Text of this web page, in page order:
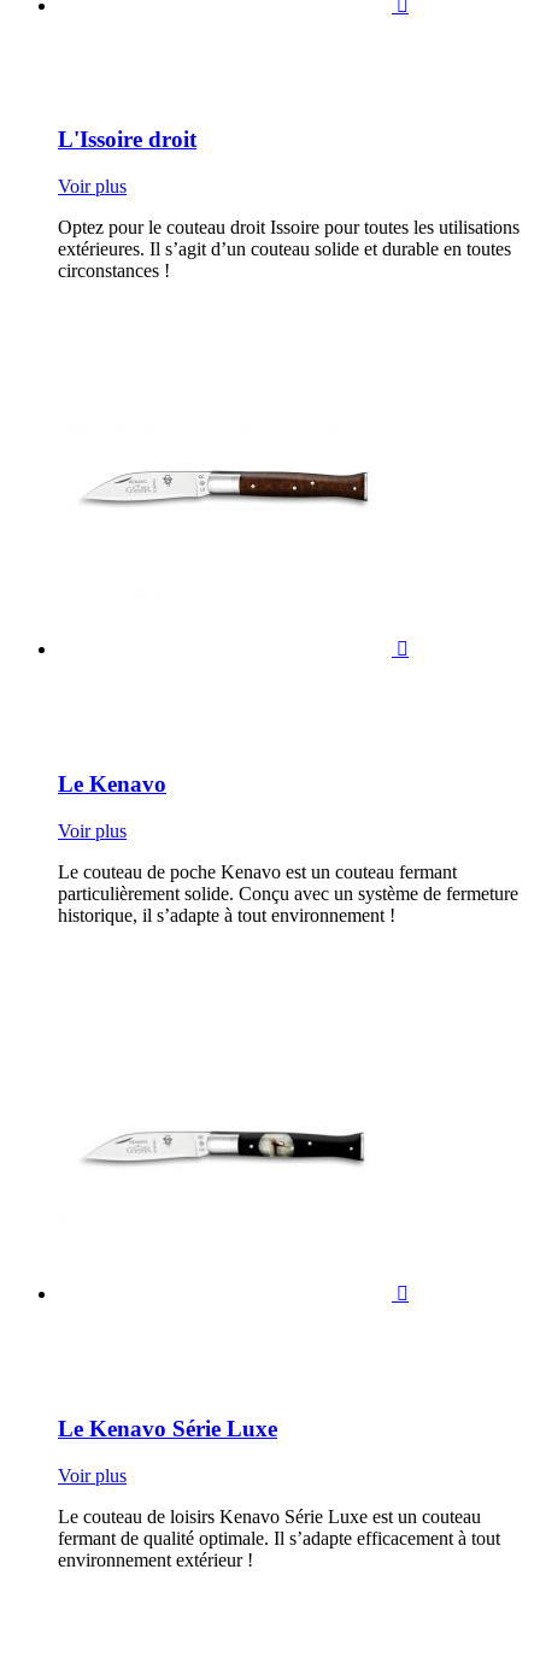
L'Issoire droit
Voir plus
Optez pour le couteau droit Issoire pour toutes les utilisations
extérieures. Il s’agit d’un couteau solide et durable en toutes
circonstances !

Le Kenavo
Voir plus
Le couteau de poche Kenavo est un couteau fermant
particulièrement solide. Conçu avec un système de fermeture
historique, il s’adapte à tout environnement !

Le Kenavo Série Luxe
Voir plus
Le couteau de loisirs Kenavo Série Luxe est un couteau
fermant de qualité optimale. Il s’adapte efficacement à tout
environnement extérieur !